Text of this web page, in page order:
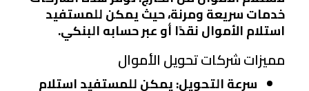
خدمات سريعة ومرنة، حيث يمكن للمستفيد
استلام الأموال نقدًا أو عبر حسابه البنكي.
مميزات شركات تحويل الأموال
سرعة التحويل: يمكن للمستفيد استلام